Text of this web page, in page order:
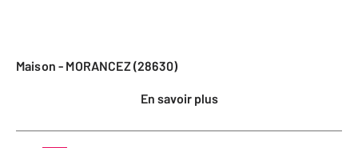
Maison - MORANCEZ (28630)
En savoir plus